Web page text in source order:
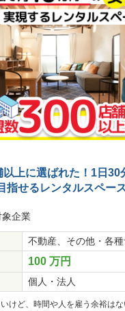
以上に選ばれた！1日30
指せるレンタルスペー
象企業
不動産、その他・各
100 万円
個人・法人
いけど、時間や人を雇う余裕は